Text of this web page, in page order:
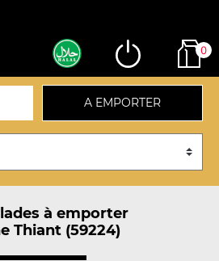
0
A EMPORTER
à emporter
Thiant (59224)